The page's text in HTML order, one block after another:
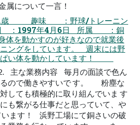
属について一言！
歳 趣味 ：野球/トレーニン
：1997年4月6日 所属 ：銅
を動かすのが好きなので就業後
ングをしています。 週末には野
ぱい体を動かしています！
主な業務内容 毎月の面談で色ん
るので働きやすいで す。 粉塵な
しても積極的に取り組んでいま す
も繋がる仕事だと思っていて、や
います！ 浜野工場にて銅さいの破